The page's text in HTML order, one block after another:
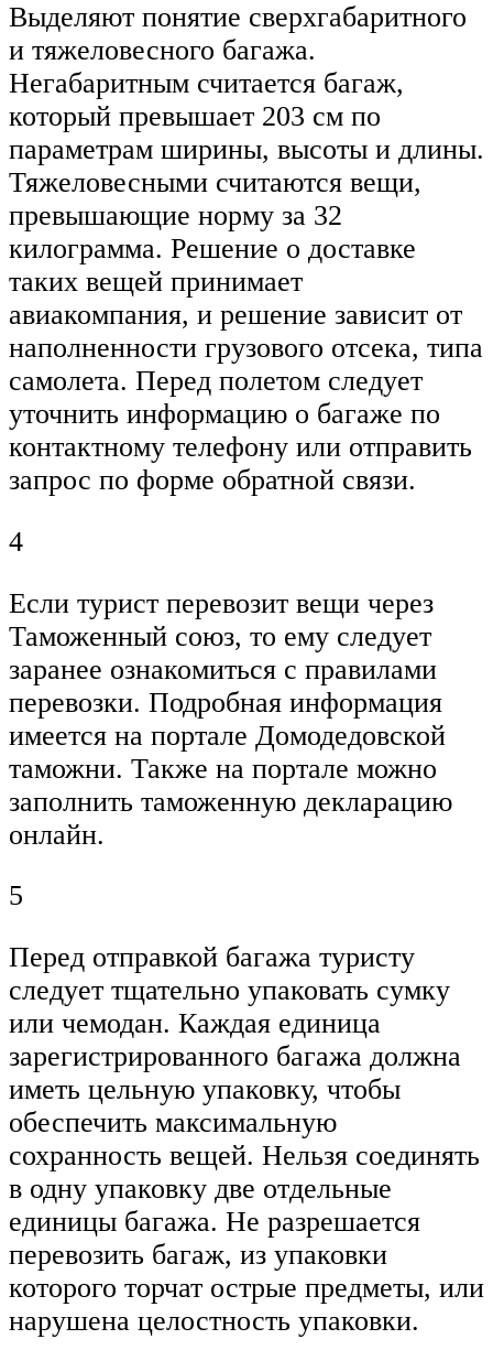
Выделяют понятие сверхгабаритного
и тяжеловесного багажа.
Негабаритным считается багаж,
который превышает 203 см по
параметрам ширины, высоты и длины.
Тяжеловесными считаются вещи,
превышающие норму за 32
килограмма. Решение о доставке
таких вещей принимает
авиакомпания, и решение зависит от
наполненности грузового отсека, типа
самолета. Перед полетом следует
уточнить информацию о багаже по
контактному телефону или отправить
запрос по форме обратной связи.
4
Если турист перевозит вещи через
Таможенный союз, то ему следует
заранее ознакомиться с правилами
перевозки. Подробная информация
имеется на портале Домодедовской
таможни. Также на портале можно
заполнить таможенную декларацию
онлайн.
5
Перед отправкой багажа туристу
следует тщательно упаковать сумку
или чемодан. Каждая единица
зарегистрированного багажа должна
иметь цельную упаковку, чтобы
обеспечить максимальную
сохранность вещей. Нельзя соединять
в одну упаковку две отдельные
единицы багажа. Не разрешается
перевозить багаж, из упаковки
которого торчат острые предметы, или
нарушена целостность упаковки.